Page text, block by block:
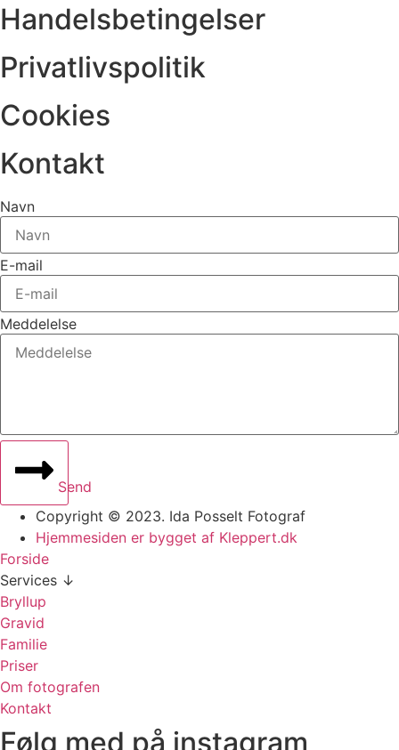
Handelsbetingelser
Privatlivspolitik
Cookies
Kontakt
Navn
E-mail
Meddelelse
Send
Copyright © 2023. Ida Posselt Fotograf
Hjemmesiden er bygget af Kleppert.dk
Forside
Services ↓
Bryllup
Gravid
Familie
Priser
Om fotografen
Kontakt
Følg med på instagram